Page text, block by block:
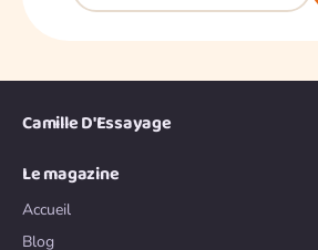
Camille D'Essayage
Le magazine
Accueil
Blog